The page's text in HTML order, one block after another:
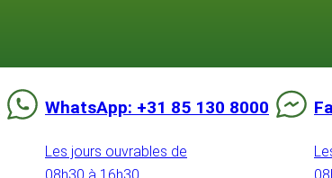
WhatsApp: +31 85 130 8000
Les jours ouvrables de
08h30 à 16h30